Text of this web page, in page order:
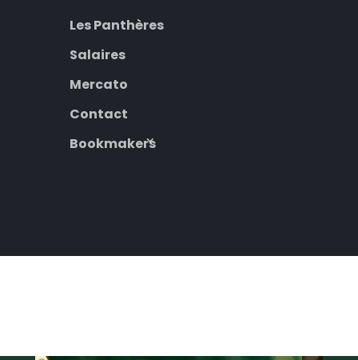
Les Panthères
Salaires
Mercato
Contact
Bookmakers